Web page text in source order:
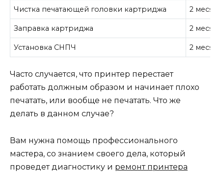
Чистка печатающей головки картриджа 2
Заправка картриджа 2
Установка СНПЧ 2
Часто случается, что принтер перестает
работать должным образом и начинает плохо
печатать, или вообще не печатать. Что же
делать в данном случае?
Вам нужна помощь профессионального
мастера, со знанием своего дела, который
проведет диагностику и ремонт принтера